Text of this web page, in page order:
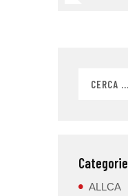
Categorie
ALLCA